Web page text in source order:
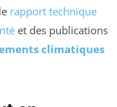
rapport technique
et des publications
climatiques